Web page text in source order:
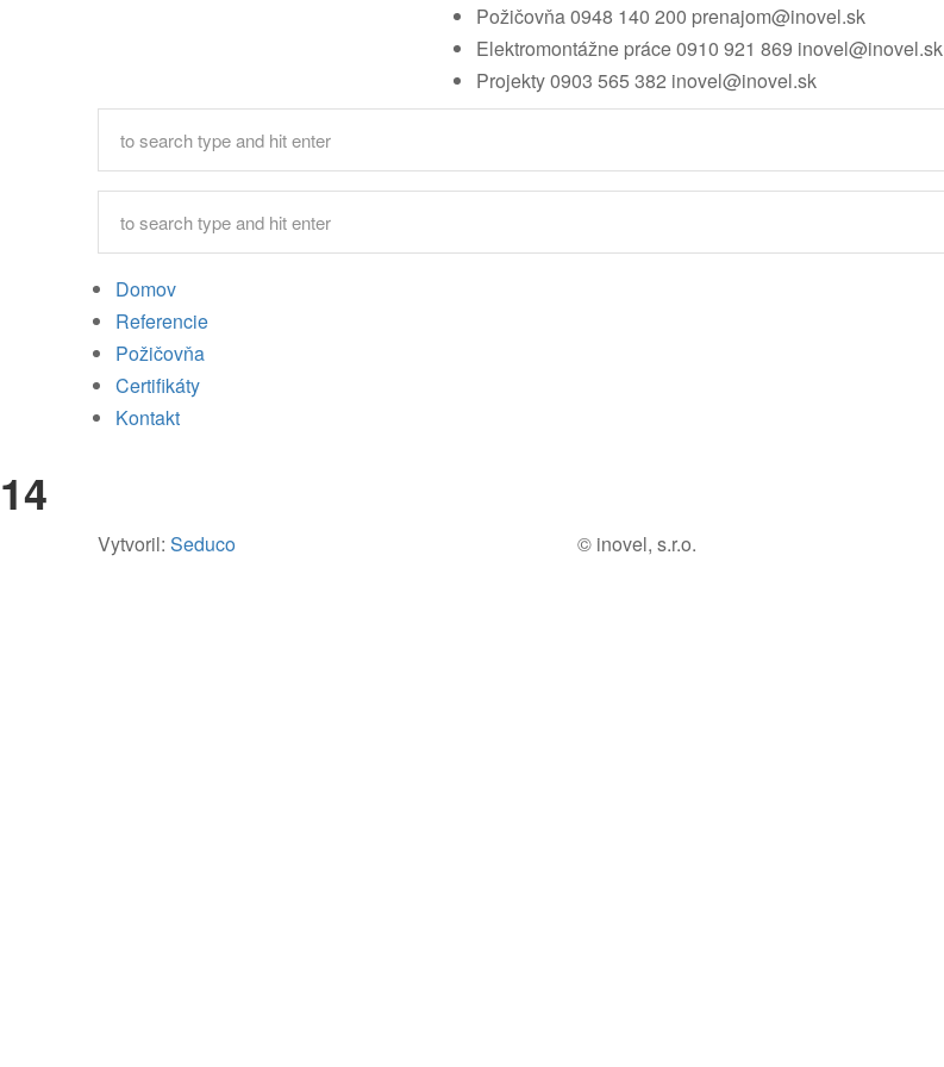
Požičovňa0948 140 200 prenajom@inovel.sk
Elektromontážne práce0910 921 869 inovel@inovel.sk
Projekty0903 565 382 inovel@inovel.sk
Domov
Referencie
Požičovňa
Certifikáty
Kontakt
14
Vytvoril: Seduco © inovel, s.r.o.